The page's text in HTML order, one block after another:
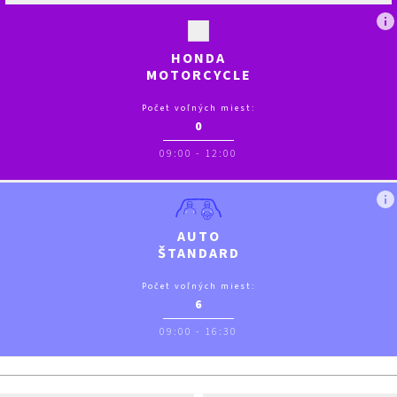
HONDA
MOTORCYCLE
TRAINING
Počet voľných miest:
0
09:00 - 12:00
AUTO
ŠTANDARD
Počet voľných miest:
6
09:00 - 16:30